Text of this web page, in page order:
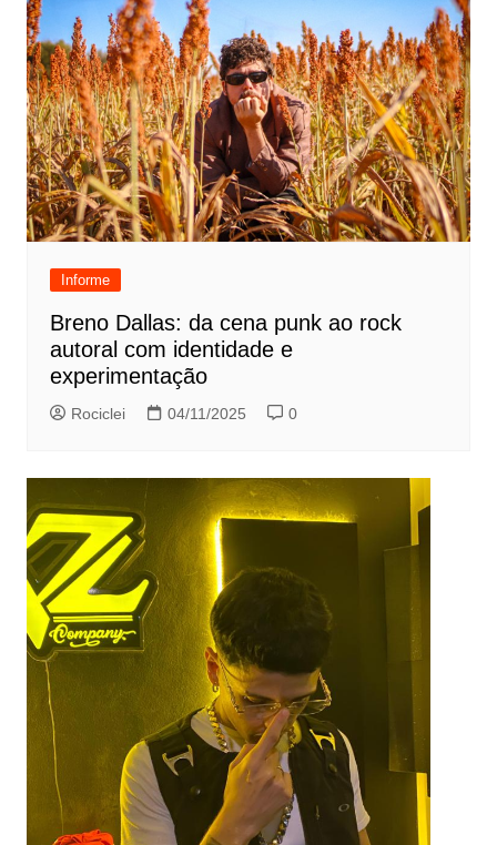
Informe
Breno Dallas: da cena punk ao rock
autoral com identidade e
experimentação
Rociclei 04/11/2025 0